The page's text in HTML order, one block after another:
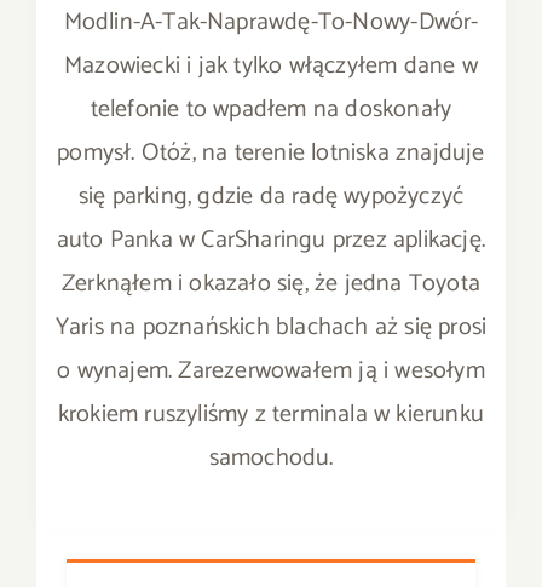
Modlin-A-Tak-Naprawdę-To-Nowy-Dwór-
Mazowiecki i jak tylko włączyłem dane w
telefonie to wpadłem na doskonały
pomysł. Otóż, na terenie lotniska znajduje
się parking, gdzie da radę wypożyczyć
auto Panka w CarSharingu przez aplikację.
Zerknąłem i okazało się, że jedna Toyota
Yaris na poznańskich blachach aż się prosi
o wynajem. Zarezerwowałem ją i wesołym
krokiem ruszyliśmy z terminala w kierunku
samochodu.